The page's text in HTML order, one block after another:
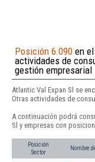
Posición 6.090 en
actividades de
gestión empresarial
Atlantic Val Expan Sl se
Otras actividades de
A continuación podrá
Sl y empresas con
Posición
Sector
Nombre